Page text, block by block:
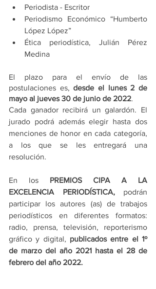
Periodista - Escritor
Periodismo Económico “Humberto
López López”
Ética periodística, Julián Pérez
Medina
El plazo para el envío de las
postulaciones es, desde el lunes 2 de
mayo al jueves 30 de junio de 2022.
Cada ganador recibirá un galardón. El
jurado podrá además elegir hasta dos
menciones de honor en cada categoría,
a los que se les entregará una
resolución.
En los PREMIOS CIPA A LA
EXCELENCIA PERIODÍSTICA, podrán
participar los autores (as) de trabajos
periodísticos en diferentes formatos:
radio, prensa, televisión, reporterismo
gráfico y digital, publicados entre el 1º
de marzo del año 2021 hasta el 28 de
febrero del año 2022.